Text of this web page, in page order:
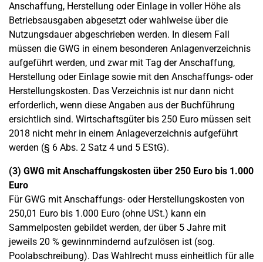
Anschaffung, Herstellung oder Einlage in voller Höhe als
Betriebsausgaben abgesetzt oder wahlweise über die
Nutzungsdauer abgeschrieben werden. In diesem Fall
müssen die GWG in einem besonderen Anlagenverzeichnis
aufgeführt werden, und zwar mit Tag der Anschaffung,
Herstellung oder Einlage sowie mit den Anschaffungs- oder
Herstellungskosten. Das Verzeichnis ist nur dann nicht
erforderlich, wenn diese Angaben aus der Buchführung
ersichtlich sind. Wirtschaftsgüter bis 250 Euro müssen seit
2018 nicht mehr in einem Anlageverzeichnis aufgeführt
werden (§ 6 Abs. 2 Satz 4 und 5 EStG).
(3) GWG mit Anschaffungskosten über 250 Euro bis 1.000
Euro
Für GWG mit Anschaffungs- oder Herstellungskosten von
250,01 Euro bis 1.000 Euro (ohne USt.) kann ein
Sammelposten gebildet werden, der über 5 Jahre mit
jeweils 20 % gewinnmindernd aufzulösen ist (sog.
Poolabschreibung). Das Wahlrecht muss einheitlich für alle